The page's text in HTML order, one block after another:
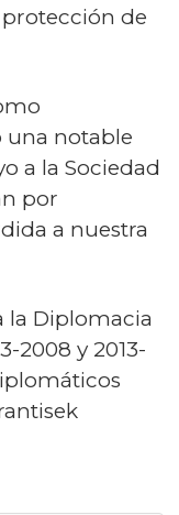
de
notable
a la Sociedad
por
a nuestra
la Diplomacia
2008 y 2013-